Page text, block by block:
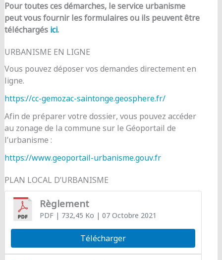
Pour toutes ces démarches, le service urbanisme
peut vous fournir les formulaires ou ils peuvent être
téléchargés ici.
URBANISME EN LIGNE
Vous pouvez déposer vos demandes directement en
ligne.
https://cc-gemozac-saintonge.geosphere.fr/
Afin de préparer votre dossier, vous pouvez accéder
au zonage de la commune sur le Géoportail de
l’urbanisme :
https://www.geoportail-urbanisme.gouv.fr
PLAN LOCAL D’URBANISME
Règlement
PDF| 732,45 Ko | 07 Octobre 2021
Télécharger